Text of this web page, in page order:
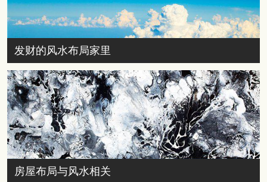
发财的风水布局家里
房屋布局与风水相关